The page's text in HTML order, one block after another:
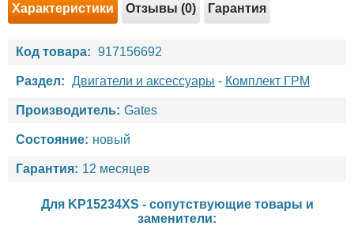
Характеристики Отзывы (0) Гарантия
Код товара: 917156692
Раздел: Двигатели и аксессуары - Комплект ГРМ
Производитель: Gates
Состояние: новый
Гарантия: 12 месяцев
Для KP15234XS - сопутствующие товары и
заменители: